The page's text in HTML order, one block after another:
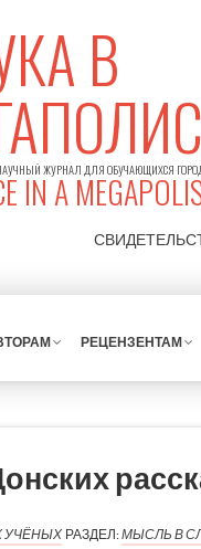
В
ЖУРНАЛ ДЛЯ ОБУЧАЮЩИХСЯ
IN A
РЕЦЕНЗЕНТАМ
УЧЁНЫХ РАЗДЕЛ:МЫСЛЬ В